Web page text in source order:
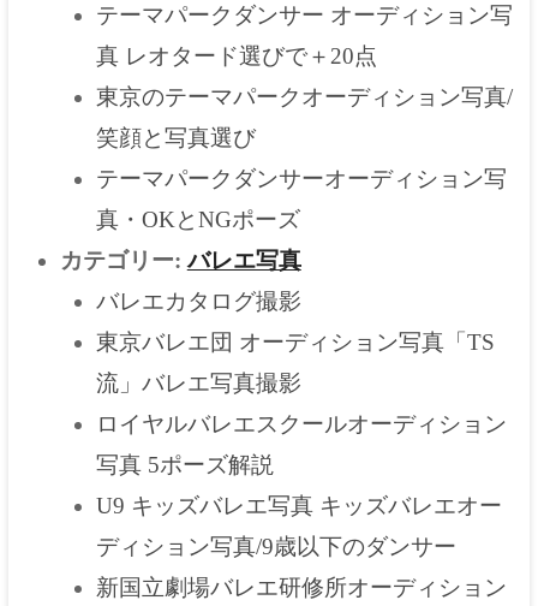
テーマパークダンサー オーディション写
真 レオタード選びで＋20点
東京のテーマパークオーディション写真/
笑顔と写真選び
テーマパークダンサーオーディション写
真・OKとNGポーズ
カテゴリー:バレエ写真
バレエカタログ撮影
東京バレエ団 オーディション写真「TS
流」バレエ写真撮影
ロイヤルバレエスクールオーディション
写真 5ポーズ解説
U9 キッズバレエ写真 キッズバレエオー
ディション写真/9歳以下のダンサー
新国立劇場バレエ研修所オーディション